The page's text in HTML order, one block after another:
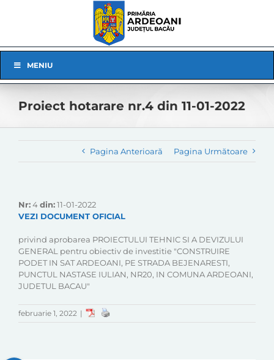
Navigation
MENIU
Proiect hotarare nr.4 din 11-01-2022
Pagina Anterioară Pagina Următoare
Nr:4din:11-01-2022
VEZI DOCUMENT OFICIAL
privind aprobarea PROIECTULUI TEHNIC SI A DEVIZULUI
GENERAL pentru obiectiv de investitie "CONSTRUIRE
PODET IN SAT ARDEOANI, PE STRADA BEJENARESTI,
PUNCTUL NASTASE IULIAN, NR20, IN COMUNA ARDEOANI,
JUDETUL BACAU"
februarie 1, 2022 |